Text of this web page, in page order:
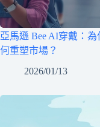
亞馬遜 Bee AI穿戴：
何重塑市場？
2026/01/13